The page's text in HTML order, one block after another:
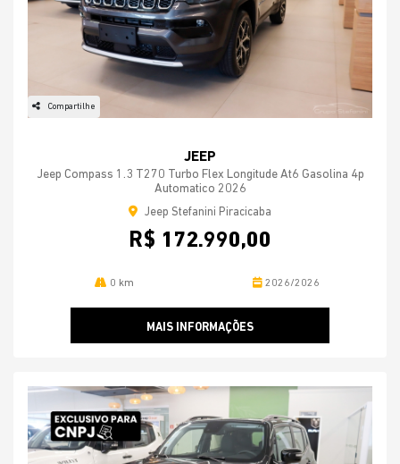
Compartilhe
JEEP
Jeep Compass 1.3 T270 Turbo Flex Longitude At6 Gasolina 4p
Automatico 2026
Jeep Stefanini Piracicaba
R$ 172.990,00
0 km 2026/2026
MAIS INFORMAÇÕES